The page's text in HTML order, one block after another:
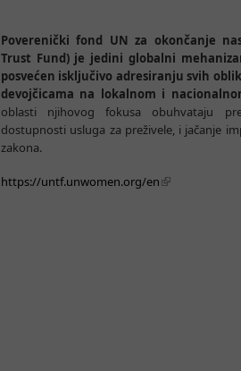
Poverenički fond UN za okončanje
Trust Fund) je jedini globalni
posvećen isključivo adresiranju svih
devojčicama na lokalnom i
oblasti njihovog fokusa obuhvataju
dostupnosti usluga za preživele, i jačanje
zakona.
https://untf.unwomen.org/en